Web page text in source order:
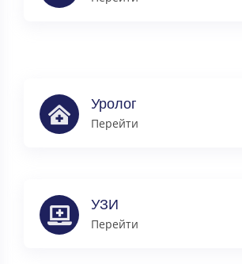
Уролог
Перейти
УЗИ
Перейти